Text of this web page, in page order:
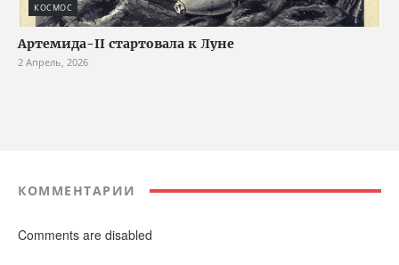
КОСМОС
Артемида-II стартовала к Луне
2 Апрель, 2026
КОММЕНТАРИИ
Comments are disabled